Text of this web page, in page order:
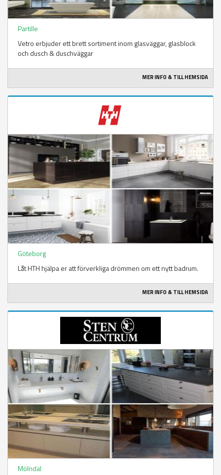
Partille
Vetro erbjuder ett brett sortiment inom glasväggar, glasblock
och dusch & duschväggar
MER INFO & TILL HEMSIDA
Göteborg
Låt HTH hjälpa er att förverkliga drömmen om ett nytt badrum.
MER INFO & TILL HEMSIDA
Mölndal